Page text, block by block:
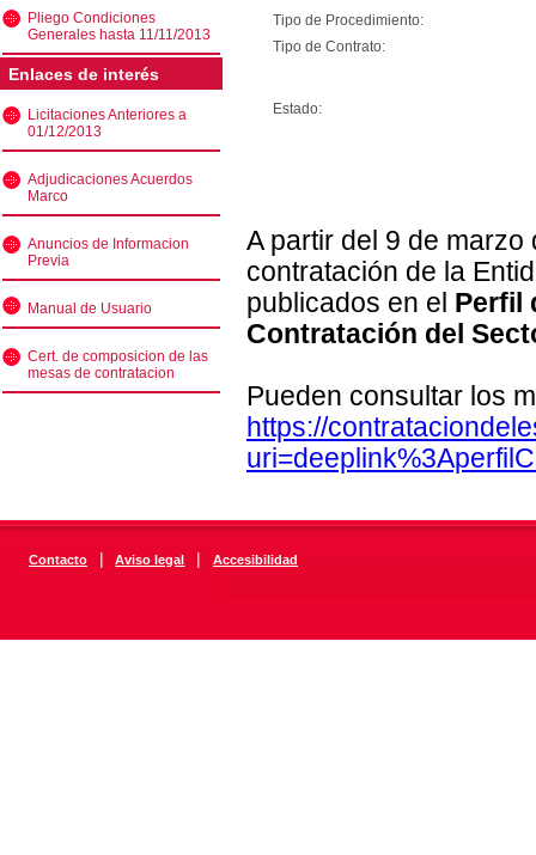
Pliego Condiciones
Generales hasta 11/11/2013
Enlaces de interés
Licitaciones Anteriores a
01/12/2013
Adjudicaciones Acuerdos
Marco
Anuncios de Informacion
Previa
Manual de Usuario
Cert. de composicion de las
mesas de contratacion
Tipo de Procedimiento:
Tipo de Contrato:
Estado:
A partir del 9 de
contratación de la
publicados en el Perfil
Contratación del
Pueden consultar los
https://
Contacto | Aviso legal | Accesibilidad